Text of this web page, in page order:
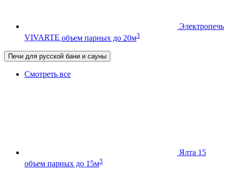
Электропечь
VIVARTE объем парных до 20м3
Печи для русской бани и сауны
Смотреть все
Ялта 15
объем парных до 15м3